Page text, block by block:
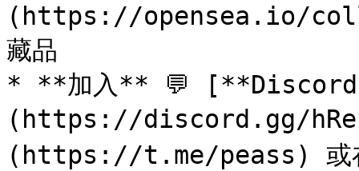
(https://opensea.io/
藏品
* **加入** 💬
(https://discord.gg/
(https://t.me/peass)